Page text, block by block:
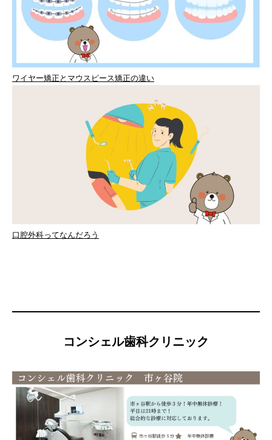
ワイヤー矯正とマウスピース矯正の違い
口腔外科ってなんだろう
コンシェル歯科クリニック